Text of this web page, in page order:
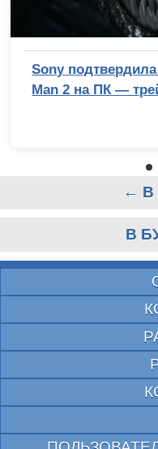
Sony
Man 2 на ПК —
←
В